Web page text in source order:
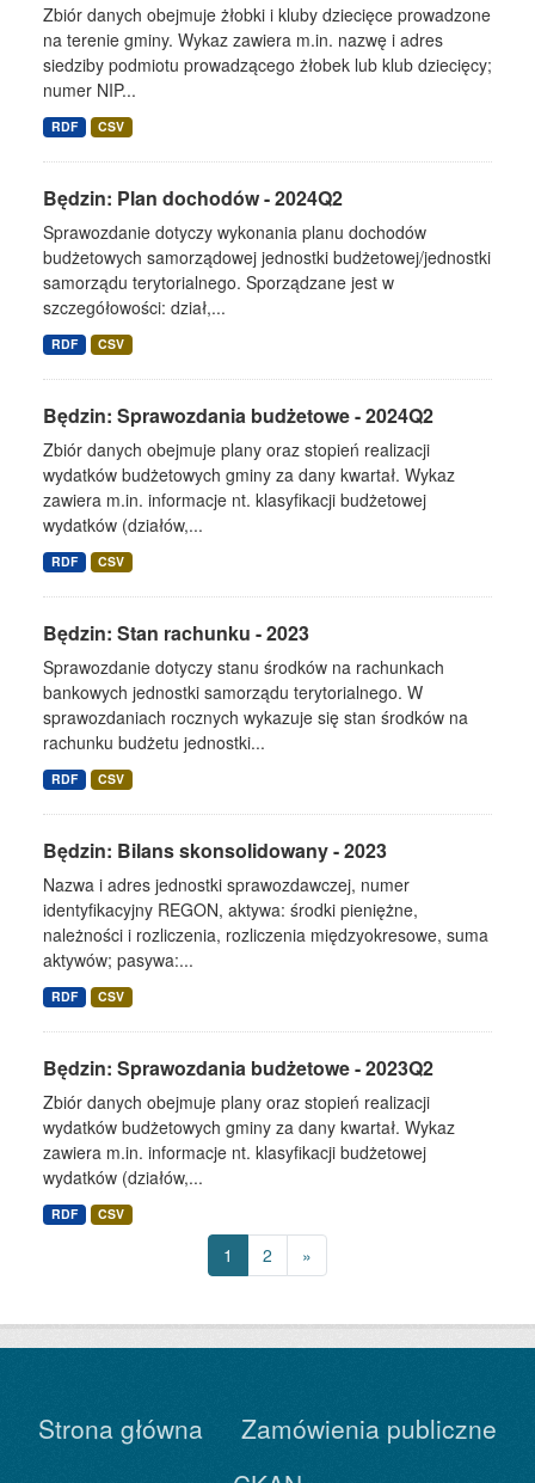
Zbiór danych obejmuje żłobki i kluby dziecięce prowadzone
na terenie gminy. Wykaz zawiera m.in. nazwę i adres
siedziby podmiotu prowadzącego żłobek lub klub dziecięcy;
numer NIP...
RDF CSV
Będzin: Plan dochodów - 2024Q2
Sprawozdanie dotyczy wykonania planu dochodów
budżetowych samorządowej jednostki budżetowej/jednostki
samorządu terytorialnego. Sporządzane jest w
szczegółowości: dział,...
RDF CSV
Będzin: Sprawozdania budżetowe - 2024Q2
Zbiór danych obejmuje plany oraz stopień realizacji
wydatków budżetowych gminy za dany kwartał. Wykaz
zawiera m.in. informacje nt. klasyfikacji budżetowej
wydatków (działów,...
RDF CSV
Będzin: Stan rachunku - 2023
Sprawozdanie dotyczy stanu środków na rachunkach
bankowych jednostki samorządu terytorialnego. W
sprawozdaniach rocznych wykazuje się stan środków na
rachunku budżetu jednostki...
RDF CSV
Będzin: Bilans skonsolidowany - 2023
Nazwa i adres jednostki sprawozdawczej, numer
identyfikacyjny REGON, aktywa: środki pieniężne,
należności i rozliczenia, rozliczenia międzyokresowe, suma
aktywów; pasywa:...
RDF CSV
Będzin: Sprawozdania budżetowe - 2023Q2
Zbiór danych obejmuje plany oraz stopień realizacji
wydatków budżetowych gminy za dany kwartał. Wykaz
zawiera m.in. informacje nt. klasyfikacji budżetowej
wydatków (działów,...
RDF CSV
1 2 »
Strona główna
Zamówienia publiczne